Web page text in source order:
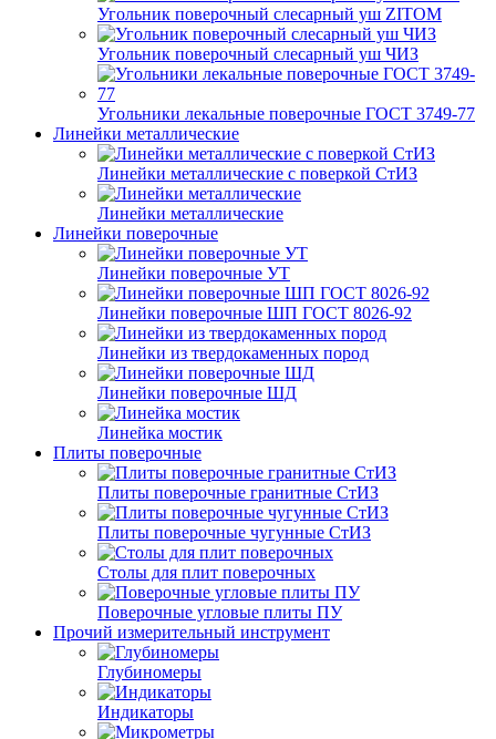
Угольник поверочный слесарный уш ZITOM
Угольник поверочный слесарный уш ЧИЗ
Угольники лекальные поверочные ГОСТ 3749-77
Линейки металлические
Линейки металлические с поверкой СтИЗ
Линейки металлические
Линейки поверочные
Линейки поверочные УТ
Линейки поверочные ШП ГОСТ 8026-92
Линейки из твердокаменных пород
Линейки поверочные ШД
Линейка мостик
Плиты поверочные
Плиты поверочные гранитные СтИЗ
Плиты поверочные чугунные СтИЗ
Столы для плит поверочных
Поверочные угловые плиты ПУ
Прочий измерительный инструмент
Глубиномеры
Индикаторы